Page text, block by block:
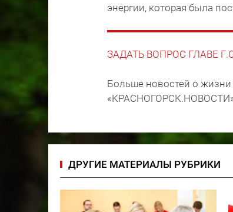
энергии, которая была
ЗАДАТЬ ВОПРОС ГЛАВЕ
Больше новостей о жизни
ДРУГИЕ МАТЕРИАЛЫ РУБРИКИ